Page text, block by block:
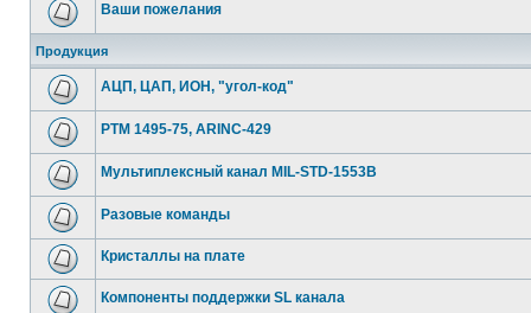
Ваши пожелания
Продукция
АЦП, ЦАП, ИОН, "угол-код"
РТМ 1495-75, ARINC-429
Мультиплексный канал MIL-STD-1553B
Разовые команды
Кристаллы на плате
Компоненты поддержки SL канала